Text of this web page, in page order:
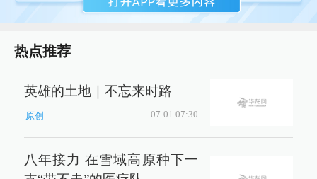
热点推荐
英雄的土地｜不忘来时路
原创 07-01 07:30
八年接力 在雪域高原种下一